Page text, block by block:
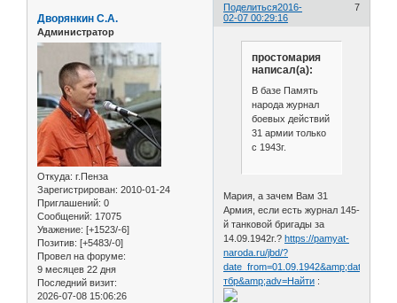
Поделиться 7
2016-
02-07 00:29:16
Дворянкин С.А.
Администратор
Откуда: г.Пенза
Зарегистрирован: 2010-01-24
Приглашений: 0
Сообщений: 17075
Уважение: [+1523/-6]
Позитив: [+5483/-0]
Провел на форуме:
9 месяцев 22 дня
Последний визит:
2026-07-08 15:06:26
простомария
написал(а):
В базе Память
народа журнал
боевых действий
31 армии только
с 1943г.
Мария, а зачем Вам 31
Армия, если есть журнал 145-
й танковой бригады за
14.09.1942г.?https://pamyat-
naroda.ru/jbd/?
тбр&amp;adv=Найти :